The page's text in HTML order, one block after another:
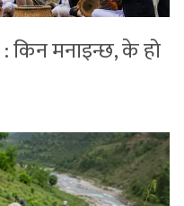
किन मनाइन्छ, के हो